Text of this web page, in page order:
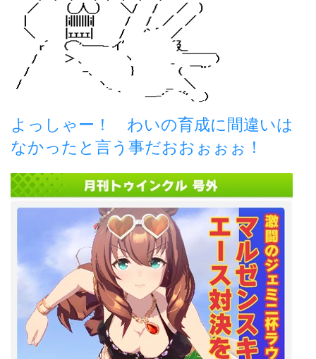
よっしゃー！ わいの育成に間違いは
なかったと言う事だおおぉぉぉ！